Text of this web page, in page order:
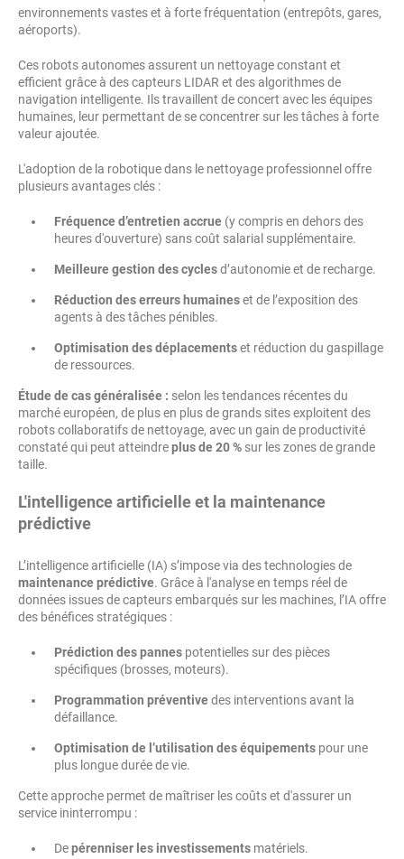
environnements vastes et à forte fréquentation (entrepôts, gares,
aéroports).
Ces robots autonomes assurent un nettoyage constant et
efficient grâce à des capteurs LIDAR et des algorithmes de
navigation intelligente. Ils travaillent de concert avec les équipes
humaines, leur permettant de se concentrer sur les tâches à forte
valeur ajoutée.
L'adoption de la robotique dans le nettoyage professionnel offre
plusieurs avantages clés :
Fréquence d’entretien accrue (y compris en dehors des
heures d'ouverture) sans coût salarial supplémentaire.
Meilleure gestion des cyclesd’autonomie et de recharge.
Réduction des erreurs humaineset de l’exposition des
agents à des tâches pénibles.
Optimisation des déplacementset réduction du gaspillage
de ressources.
Étude de cas généralisée : selon les tendances récentes du
marché européen, de plus en plus de grands sites exploitent des
robots collaboratifs de nettoyage, avec un gain de productivité
constaté qui peut atteindreplus de 20 % sur les zones de grande
taille.
L'intelligence artificielle et la maintenance
prédictive
L’intelligence artificielle (IA) s’impose via des technologies de
maintenance prédictive. Grâce à l'analyse en temps réel de
données issues de capteurs embarqués sur les machines, l’IA offre
des bénéfices stratégiques :
Prédiction des pannes potentielles sur des pièces
spécifiques (brosses, moteurs).
Programmation préventivedes interventions avant la
défaillance.
Optimisation de l’utilisation des équipements pour une
plus longue durée de vie.
Cette approche permet de maîtriser les coûts et d'assurer un
service ininterrompu :
Depérenniser les investissements matériels.